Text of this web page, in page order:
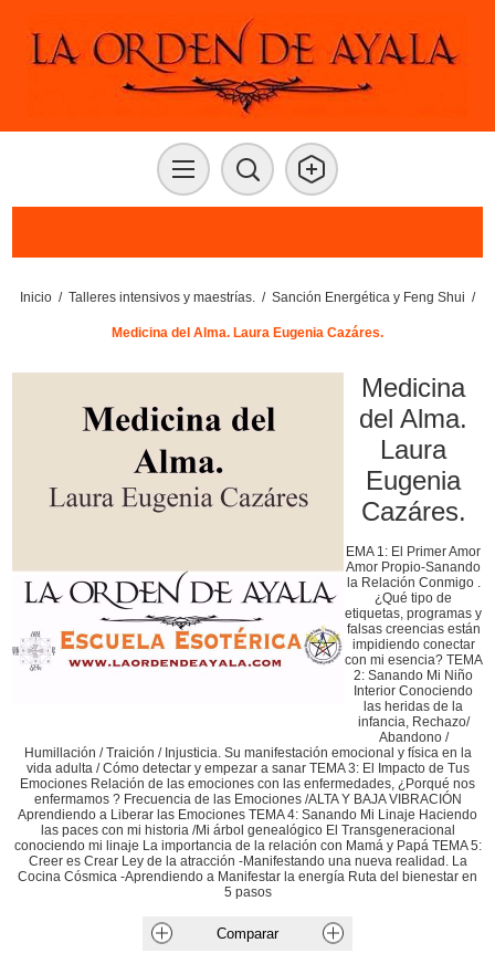
Inicio / Talleres intensivos y maestrías. / Sanción Energética y Feng Shui /
Medicina del Alma. Laura Eugenia Cazáres.
Medicina
del Alma.
Laura
Eugenia
Cazáres.
EMA 1: El Primer Amor
Amor Propio-Sanando
la Relación Conmigo .
¿Qué tipo de
etiquetas, programas y
falsas creencias están
impidiendo conectar
con mi esencia? TEMA
2: Sanando Mi Niño
Interior Conociendo
las heridas de la
infancia, Rechazo/
Abandono /
Humillación / Traición / Injusticia. Su manifestación emocional y física en la
vida adulta / Cómo detectar y empezar a sanar TEMA 3: El Impacto de Tus
Emociones Relación de las emociones con las enfermedades, ¿Porqué nos
enfermamos ? Frecuencia de las Emociones /ALTA Y BAJA VIBRACIÓN
Aprendiendo a Liberar las Emociones TEMA 4: Sanando Mi Linaje Haciendo
las paces con mi historia /Mi árbol genealógico El Transgeneracional
conociendo mi linaje La importancia de la relación con Mamá y Papá TEMA 5:
Creer es Crear Ley de la atracción -Manifestando una nueva realidad. La
Cocina Cósmica -Aprendiendo a Manifestar la energía Ruta del bienestar en
5 pasos